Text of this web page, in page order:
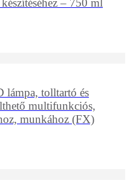
– 750 ml
lámpa, tolltartó és
multifunkciós,
munkához (FX)